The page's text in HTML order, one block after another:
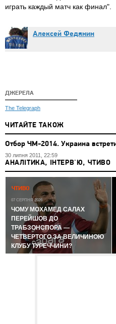
играть каждый матч как финал".
Алексей Федянин
ДЖЕРЕЛА
The Telegraph
ЧИТАЙТЕ ТАКОЖ
Отбор ЧМ-2014. Украина
30 липня 2011, 22:59
АНАЛІТИКА, ІНТЕРВ'Ю, ЧТИВО
ЧТИВО
07 СЕРПНЯ 2026
ЧОМУ МОХАМЕД САЛАХ
ПЕРЕЙШОВ ДО
ТРАБЗОНСПОРА —
ЧЕТВЕРТОГО ЗА ВЕЛИЧИНОЮ
КЛУБУ ТУРЕЧЧИНИ?